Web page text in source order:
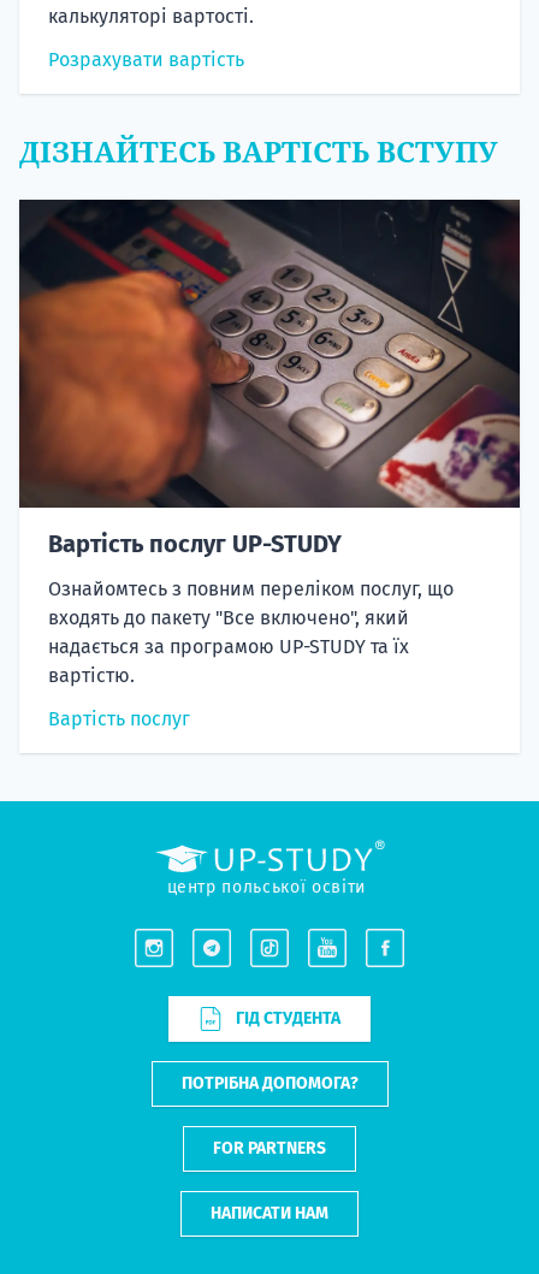
калькуляторі вартості.
Розрахувати вартість
ДІЗНАЙТЕСЬ ВАРТІСТЬ ВСТУПУ
Вартість послуг UP-STUDY
Ознайомтесь з повним переліком послуг, що
входять до пакету "Все включено", який
надається за програмою UP-STUDY та їх
вартістю.
Вартість послуг
центр польської освіти
ГІД СТУДЕНТА
ПОТРІБНА ДОПОМОГА?
FOR PARTNERS
НАПИСАТИ НАМ